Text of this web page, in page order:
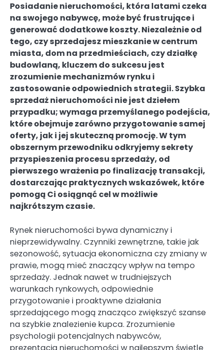
Posiadanie nieruchomości, która latami czeka
na swojego nabywcę, może być frustrujące i
generować dodatkowe koszty. Niezależnie od
tego, czy sprzedajesz mieszkanie w centrum
miasta, dom na przedmieściach, czy działkę
budowlaną, kluczem do sukcesu jest
zrozumienie mechanizmów rynku i
zastosowanie odpowiednich strategii. Szybka
sprzedaż nieruchomości nie jest dziełem
przypadku; wymaga przemyślanego podejścia,
które obejmuje zarówno przygotowanie samej
oferty, jak i jej skuteczną promocję. W tym
obszernym przewodniku odkryjemy sekrety
przyspieszenia procesu sprzedaży, od
pierwszego wrażenia po finalizację transakcji,
dostarczając praktycznych wskazówek, które
pomogą Ci osiągnąć cel w możliwie
najkrótszym czasie.
Rynek nieruchomości bywa dynamiczny i
nieprzewidywalny. Czynniki zewnętrzne, takie jak
sezonowość, sytuacja ekonomiczna czy zmiany w
prawie, mogą mieć znaczący wpływ na tempo
sprzedaży. Jednak nawet w trudniejszych
warunkach rynkowych, odpowiednie
przygotowanie i proaktywne działania
sprzedającego mogą znacząco zwiększyć szanse
na szybkie znalezienie kupca. Zrozumienie
psychologii potencjalnych nabywców,
prezentacja nieruchomości w najlepszym świetle